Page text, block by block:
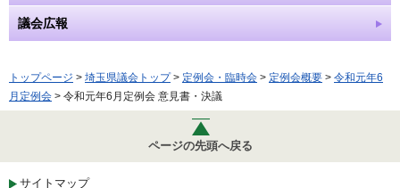
議会広報
トップページ > 埼玉県議会トップ> 定例会・臨時会 > 定例会概要 > 令和元年6
月定例会 > 令和元年6月定例会 意見書・決議
ページの先頭へ戻る
サイトマップ